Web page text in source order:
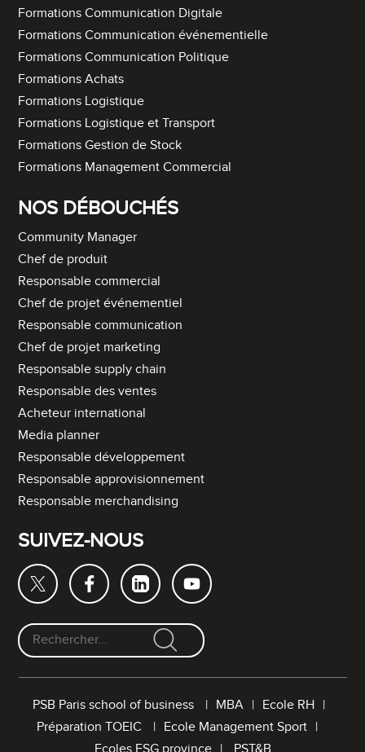
Formations Communication Digitale
Formations Communication événementielle
Formations Communication Politique
Formations Achats
Formations Logistique
Formations Logistique et Transport
Formations Gestion de Stock
Formations Management Commercial
NOS DÉBOUCHÉS
Community Manager
Chef de produit
Responsable commercial
Chef de projet événementiel
Responsable communication
Chef de projet marketing
Responsable supply chain
Responsable des ventes
Acheteur international
Media planner
Responsable développement
Responsable approvisionnement
Responsable merchandising
SUIVEZ-NOUS
F
PSB Paris school of business MBA
Ecole RH
Préparation TOEIC
Ecole Management Sport
Ecoles ESG province
PST&B